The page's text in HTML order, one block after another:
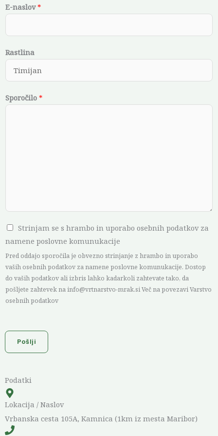
E-naslov*
Rastlina
š
t
E
-
n
s
l
o
v
Sporočilo *
C
h
e
c
k
b
I
s
*
Strinjam se s hrambo in uporabo osebnih podatkov za
namene poslovne komunukacije
Pred oddajo sporočila je obvezno strinjanje z hrambo in uporabo
vaših osebnih podatkov za namene poslovne komunukacije. Dostop
do vaših podatkov ali izbris lahko kadarkoli zahtevate tako, da
pošljete zahtevek na info@vrtnarstvo-mrak.si Več na povezavi Varstvo
osebnih podatkov
Pošlji
Podatki
Lokacija / Naslov
Vrbanska cesta 105A, Kamnica (1km iz mesta Maribor)